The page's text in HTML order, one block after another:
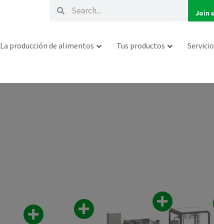
BuscarBuscar
Join
La producción de alimentos Tus productos